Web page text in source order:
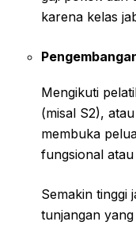
karena kelas
Mengikuti
(misal S2),
membuka
fungsional
Semakin tinggi
tunjangan